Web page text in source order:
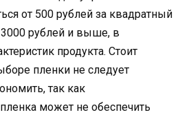
от 500 рублей за квадратный
рублей и выше, в
продукта. Стоит
пленки не следует
так как
может не обеспечить